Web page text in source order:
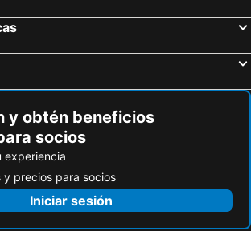
y obtén beneficios
socios
experiencia
precios para socios
Iniciar sesión